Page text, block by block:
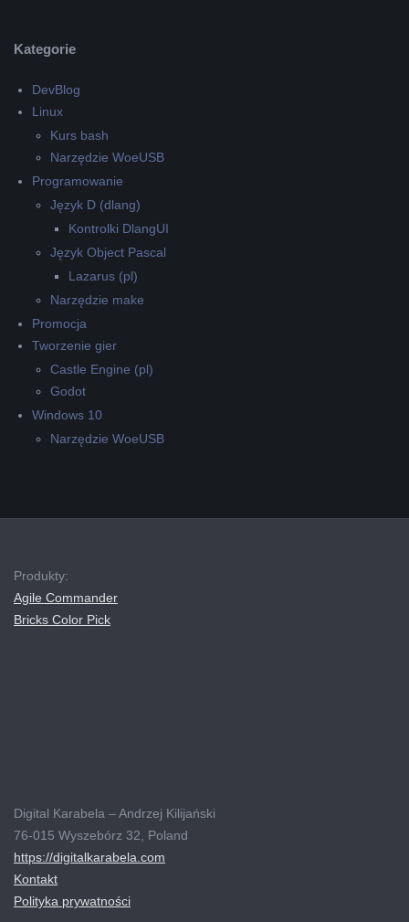
Kategorie
DevBlog
Linux
Kurs bash
Narzędzie WoeUSB
Programowanie
Język D (dlang)
Kontrolki DlangUI
Język Object Pascal
Lazarus (pl)
Narzędzie make
Promocja
Tworzenie gier
Castle Engine (pl)
Godot
Windows 10
Narzędzie WoeUSB
Produkty:
Agile Commander
Bricks Color Pick
Digital Karabela – Andrzej Kilijański
76-015 Wyszebórz 32, Poland
https://digitalkarabela.com
Kontakt
Polityka prywatności